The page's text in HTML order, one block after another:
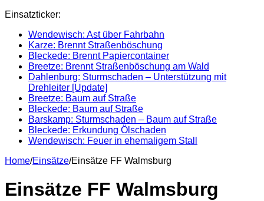
Einsatzticker:
Wendewisch: Ast über Fahrbahn
Karze: Brennt Straßenböschung
Bleckede: Brennt Papiercontainer
Breetze: Brennt Straßenböschung am Wald
Dahlenburg: Sturmschaden – Unterstützung mit
Drehleiter [Update]
Breetze: Baum auf Straße
Bleckede: Baum auf Straße
Barskamp: Sturmschaden – Baum auf Straße
Bleckede: Erkundung Ölschaden
Wendewisch: Feuer in ehemaligem Stall
Home/Einsätze/Einsätze FF Walmsburg
Einsätze FF Walmsburg